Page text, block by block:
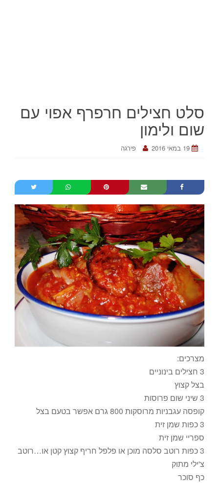
סלט חצילים חרפרף אפוי עם
שום ולימון
19 במאי 2016 פירגה
מצרכים:
3 חצילים בינוניים
בצל קצוץ
3 שיני שום פרוסות
קופסה עגבניות מרוסקות 800 גרם אפשר בטעם בצל
3 כפות שמן זית
ספריי שמן זית
3 כפות רוטב סלסה מוכן או פלפל חריף קצוץ קטן או…רוטב
צ'ילי מתוק
כף סוכר